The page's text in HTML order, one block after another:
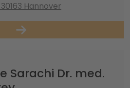
Hannover
Sarachi Dr. med.